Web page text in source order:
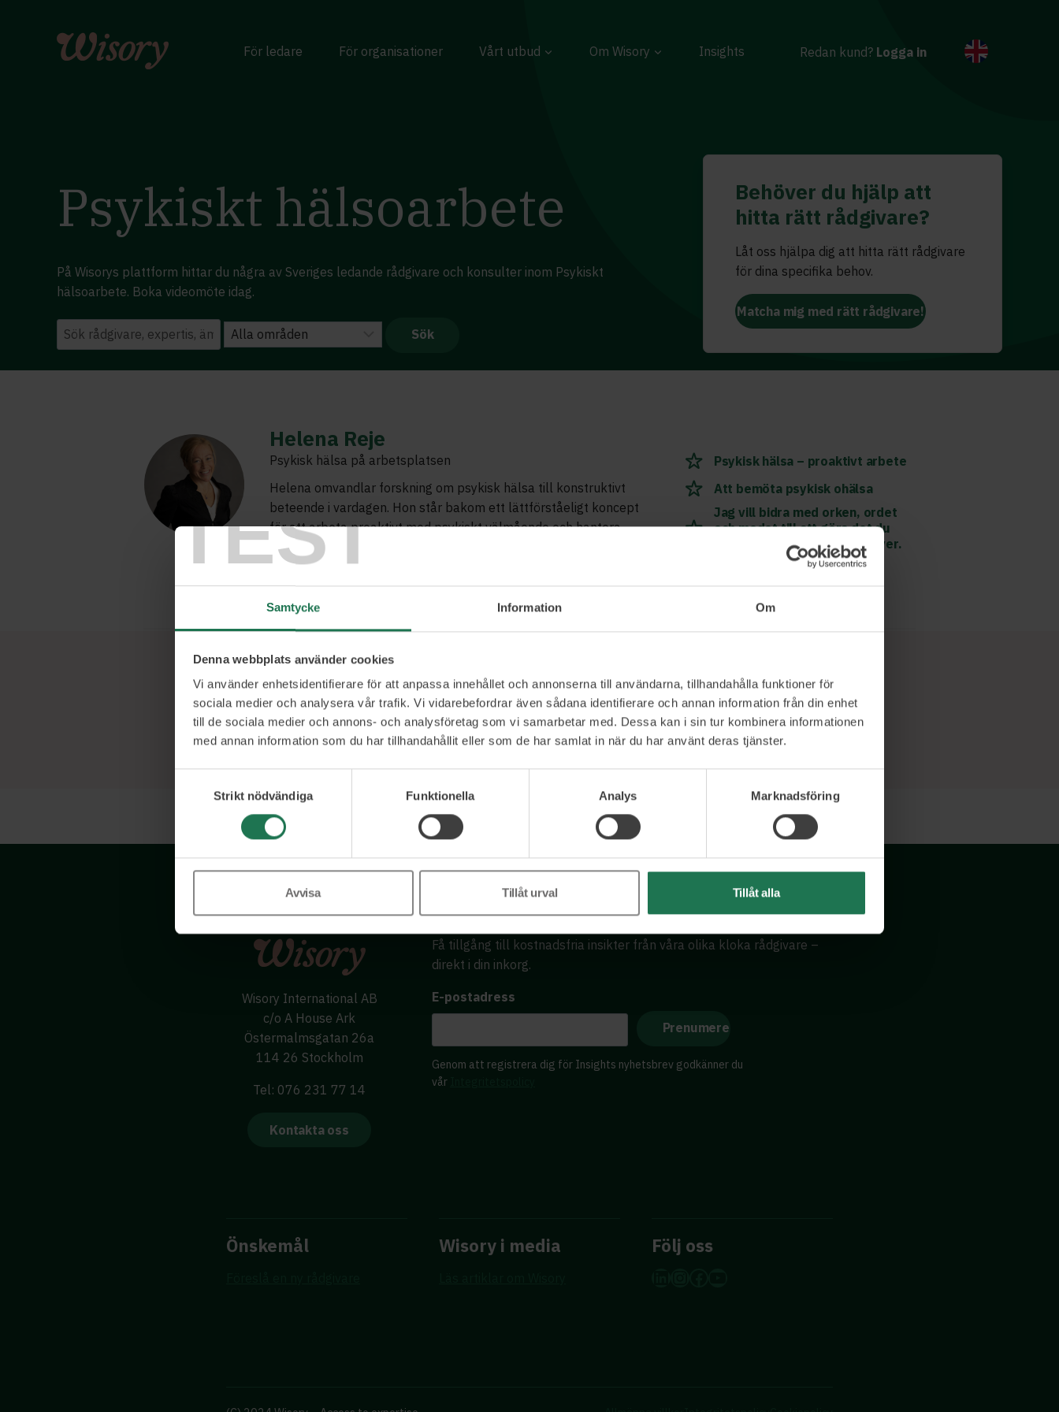
TEST
Samtycke Information Om
Denna webbplats använder cookies
Vi använder enhetsidentifierare för att anpassa innehållet och annonserna till användarna, tillhandahålla funktioner för
sociala medier och analysera vår trafik. Vi vidarebefordrar även sådana identifierare och annan information från din enhet
till de sociala medier och annons- och analysföretag som vi samarbetar med. Dessa kan i sin tur kombinera informationen
med annan information som du har tillhandahållit eller som de har samlat in när du har använt deras tjänster.
Strikt nödvändiga
Funktionella Analys Marknadsföring
Avvisa Tillåt urval Tillåt alla
För ledare För organisationer Vårt utbud Om Wisory Insights Redan kund? Logga in
Psykiskt hälsoarbete
På Wisorys plattform hittar du några av Sveriges ledande rådgivare och konsulter inom Psykiskt
hälsoarbete. Boka videomöte idag.
Behöver du hjälp att
hitta rätt rådgivare?
Låt oss hjälpa dig att hitta rätt rådgivare
för dina specifika behov.
Matcha mig med rätt rådgivare!
Helena Reje
Psykisk hälsa på arbetsplatsen
Helena omvandlar forskning om psykisk hälsa till konstruktivt
beteende i vardagen. Hon står bakom ett lättförståeligt koncept
för att arbeta proaktivt med psykiskt välmående och hantera
ohälsa. Ett sätt där du orkar, vågar samt förstår hur du hjälper –
utan att ta på dig rollen som professionell läkare eller psykolog.
Ett konkret steg på medmänsklig nivå.
Psykisk hälsa – proaktivt arbete
Att bemöta psykisk ohälsa
Jag vill bidra med orken, ordet
och modet till att göra det du
behöver när situationen kräver.
Ett urval av våra kunder
Wisory International AB
c/o A House Ark
Östermalmsgatan 26a
114 26 Stockholm
Tel: 076 231 77 14
Kontakta oss
Få tillgång till kostnadsfria insikter från våra olika kloka rådgivare –
direkt i din inkorg.
E-postadress
Genom att registrera dig för Insights nyhetsbrev godkänner du
vår
Önskemål Wisory i media Följ oss